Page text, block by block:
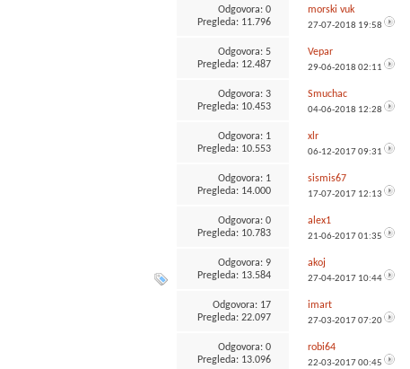
Odgovora: 0
Pregleda: 11.796
morski vuk
27-07-2018 19:58
Odgovora: 5
Pregleda: 12.487
Vepar
29-06-2018 02:11
Odgovora: 3
Pregleda: 10.453
Smuchac
04-06-2018 12:28
Odgovora: 1
Pregleda: 10.553
xlr
06-12-201709:31
Odgovora: 1
Pregleda: 14.000
sismis67
17-07-2017 12:13
Odgovora: 0
Pregleda: 10.783
alex1
21-06-201701:35
Odgovora: 9
Pregleda: 13.584
akoj
27-04-2017 10:44
Odgovora: 17
Pregleda: 22.097
imart
27-03-201707:20
Odgovora: 0
Pregleda: 13.096
robi64
22-03-201700:45